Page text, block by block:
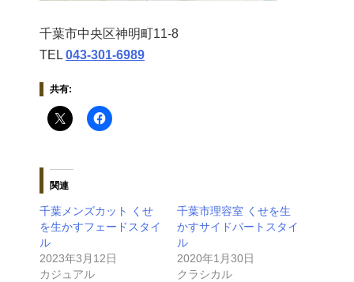
千葉市中央区神明町11-8
TEL 043‐301‐6989
共有:
関連
千葉メンズカット くせ
を生かすフェードスタイ
ル
2023年3月12日
カジュアル
千葉市理容室 くせを生
かすサイドパートスタイ
ル
2020年1月30日
クラシカル